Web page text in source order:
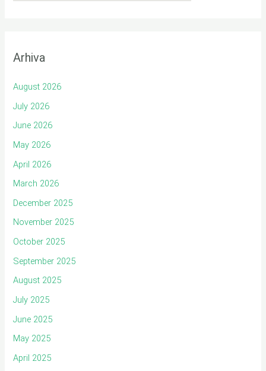
Arhiva
August 2026
July 2026
June 2026
May 2026
April 2026
March 2026
December 2025
November 2025
October 2025
September 2025
August 2025
July 2025
June 2025
May 2025
April 2025